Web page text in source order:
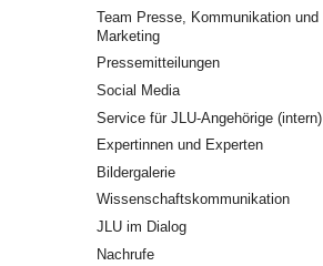
Team Presse, Kommunikation und
Marketing
Pressemitteilungen
Social Media
Service für JLU-Angehörige (intern)
Expertinnen und Experten
Bildergalerie
Wissenschaftskommunikation
JLU im Dialog
Nachrufe